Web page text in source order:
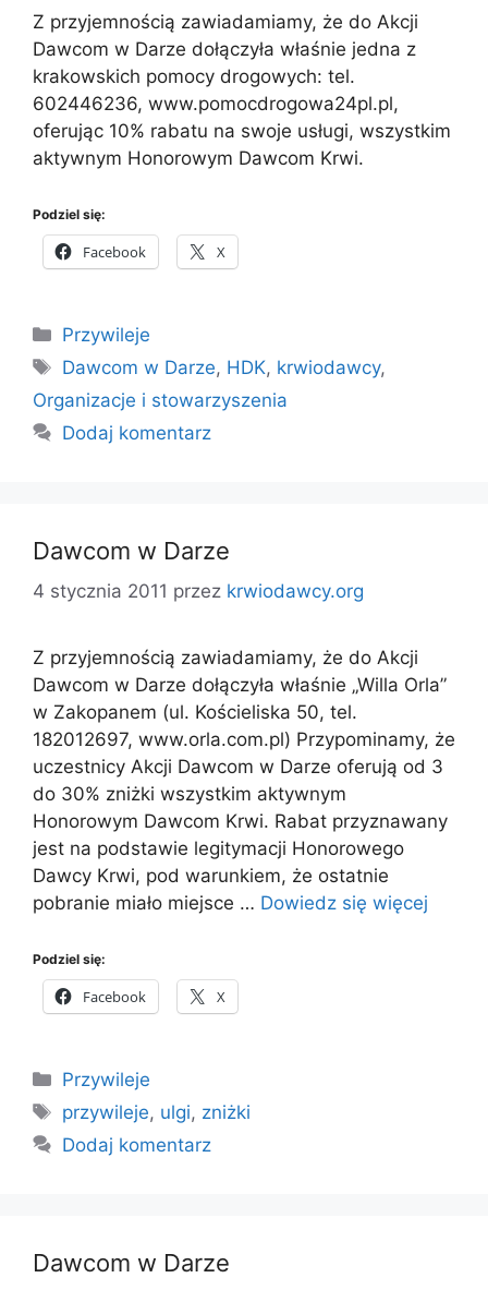
Z przyjemnością zawiadamiamy, że do Akcji
Dawcom w Darze dołączyła właśnie jedna z
krakowskich pomocy drogowych: tel.
602446236, www.pomocdrogowa24pl.pl,
oferując 10% rabatu na swoje usługi, wszystkim
aktywnym Honorowym Dawcom Krwi.
Podziel się:
Facebook X
Kategorie
Przywileje
Tagi
Dawcom w Darze, HDK, krwiodawcy,
Organizacje i stowarzyszenia
Dodaj komentarz
Dawcom w Darze
4 stycznia 2011 przez krwiodawcy.org
Z przyjemnością zawiadamiamy, że do Akcji
Dawcom w Darze dołączyła właśnie „Willa Orla”
w Zakopanem (ul. Kościeliska 50, tel.
182012697, www.orla.com.pl) Przypominamy, że
uczestnicy Akcji Dawcom w Darze oferują od 3
do 30% zniżki wszystkim aktywnym
Honorowym Dawcom Krwi. Rabat przyznawany
jest na podstawie legitymacji Honorowego
Dawcy Krwi, pod warunkiem, że ostatnie
pobranie miało miejsce … Dowiedz się więcej
Podziel się:
Facebook X
Kategorie
Przywileje
Tagi
przywileje, ulgi, zniżki
Dodaj komentarz
Dawcom w Darze